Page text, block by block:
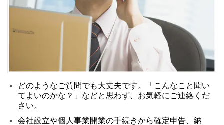
どのようなご質問でも大丈夫です。「こんなこと聞い
てよいのかな？」などと思わず、お気軽にご連絡くだ
さい。
会社設立や個人事業開業の手続きから確定申告、納